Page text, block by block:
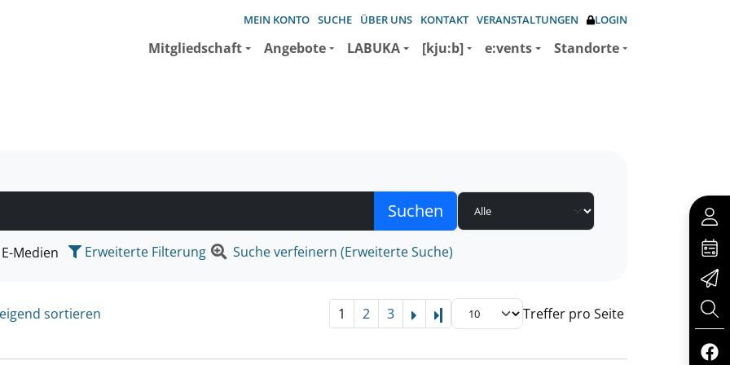
MEIN KONTO SUCHE ÜBER UNS KONTAKT VERANSTALTUNGEN LOGIN
Mitgliedschaft Angebote LABUKA [kju:b] e:vents Standorte
suchen wollen.
E-Medien Erweiterte Filterung Suche verfeinern (Erweiterte Suche)
sortieren 1 2 3 Letzte Seite Treffer pro Seite